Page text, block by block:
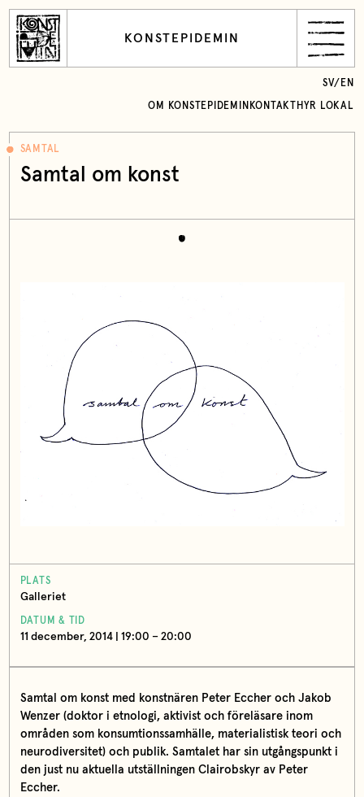
KONSTEPIDEMIN
OM KONSTEPIDEMIN KONTAKT HYR LOKAL
SV/ EN
SAMTAL
Samtal om konst
PLATS
Galleriet
DATUM & TID
11 december, 2014 | 19:00 – 20:00
Samtal om konst med konstnären Peter Eccher och Jakob
Wenzer (doktor i etnologi, aktivist och föreläsare inom
områden som konsumtionssamhälle, materialistisk teori och
neurodiversitet) och publik. Samtalet har sin utgångspunkt i
den just nu aktuella utställningen Clairobskyr av Peter
Eccher.